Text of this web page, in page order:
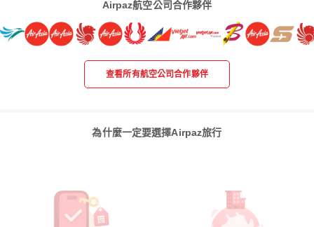
Airpaz航空公司合作夥伴
查看所有航空公司合作夥伴
為什麼一定要選擇Airpaz旅行